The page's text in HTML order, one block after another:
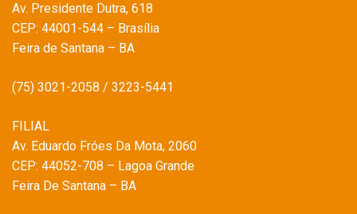
Av. Presidente Dutra, 618
CEP: 44001-544 – Brasília
Feira de Santana – BA
(75) 3021-2058 / 3223-5441
FILIAL
Av. Eduardo Fróes Da Mota, 2060
CEP: 44052-708 – Lagoa Grande
Feira De Santana – BA